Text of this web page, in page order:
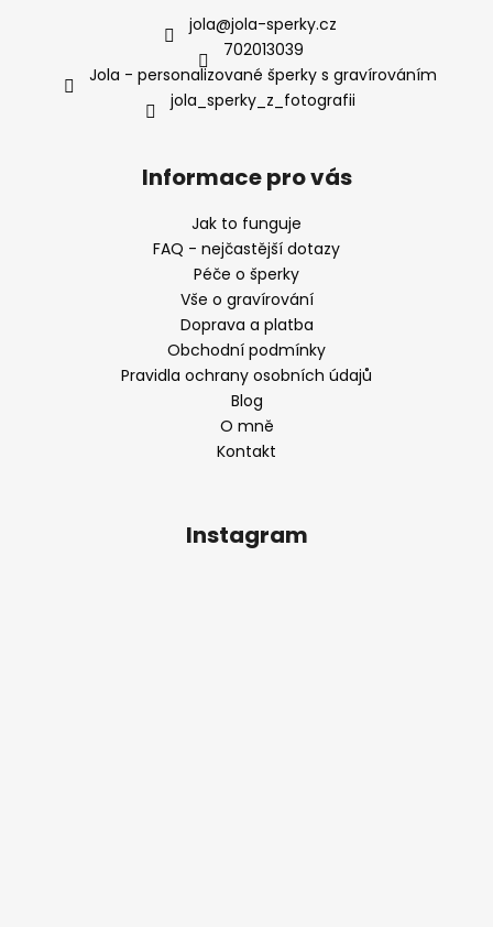
jola@jola-sperky.cz
702013039
Jola - personalizované šperky s gravírováním
jola_sperky_z_fotografii
Informace pro vás
Jak to funguje
FAQ - nejčastější dotazy
Péče o šperky
Vše o gravírování
Doprava a platba
Obchodní podmínky
Pravidla ochrany osobních údajů
Blog
O mně
Kontakt
Instagram